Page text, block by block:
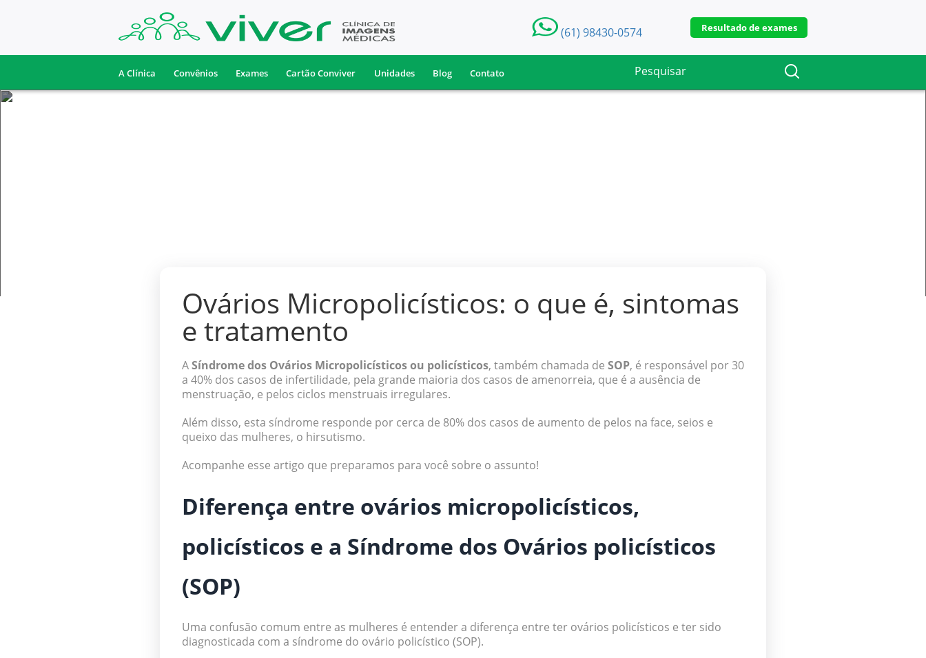
(61) 98430-0574 Resultado de exames
A Clínica Convênios Exames Cartão Conviver Unidades Blog Contato
Ovários Micropolicísticos: o que é, sintomas
e tratamento
ASíndrome dos Ovários Micropolicísticos ou policísticos, também chamada de SOP, é responsável por 30
a 40% dos casos de infertilidade, pela grande maioria dos casos de amenorreia, que é a ausência de
menstruação, e pelos ciclos menstruais irregulares.
Além disso, esta síndrome responde por cerca de 80% dos casos de aumento de pelos na face, seios e
queixo das mulheres, o hirsutismo.
Acompanhe esse artigo que preparamos para você sobre o assunto!
Diferença entre ovários micropolicísticos,
policísticos e a Síndrome dos Ovários policísticos
(SOP)
Uma confusão comum entre as mulheres é entender a diferença entre ter ovários policísticos e ter sido
diagnosticada com a síndrome do ovário policístico (SOP).